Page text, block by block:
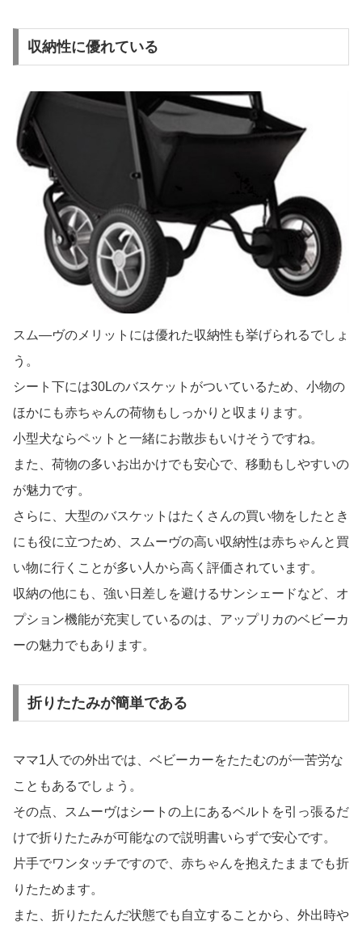
収納性に優れている
スム―ヴのメリットには優れた収納性も挙げられるでしょ
う。
シート下には30Lのバスケットがついているため、小物の
ほかにも赤ちゃんの荷物もしっかりと収まります。
小型犬ならペットと一緒にお散歩もいけそうですね。
また、荷物の多いお出かけでも安心で、移動もしやすいの
が魅力です。
さらに、大型のバスケットはたくさんの買い物をしたとき
にも役に立つため、スムーヴの高い収納性は赤ちゃんと買
い物に行くことが多い人から高く評価されています。
収納の他にも、強い日差しを避けるサンシェードなど、オ
プション機能が充実しているのは、アップリカのベビーカ
ーの魅力でもあります。
折りたたみが簡単である
ママ1人での外出では、ベビーカーをたたむのが一苦労な
こともあるでしょう。
その点、スムーヴはシートの上にあるベルトを引っ張るだ
けで折りたたみが可能なので説明書いらずで安心です。
片手でワンタッチですので、赤ちゃんを抱えたままでも折
りたためます。
また、折りたたんだ状態でも自立することから、外出時や